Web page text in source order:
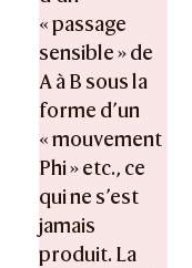
« passage
sensible » de
A à B sous la
forme d’un
« mouvement
Phi » etc., ce
qui ne s’est
jamais
produit. La